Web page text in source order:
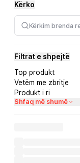
Kërko
Filtrat e shpejtë
Top produkt
Vetëm me zbritje
Produkt i ri
Shfaq më shumë